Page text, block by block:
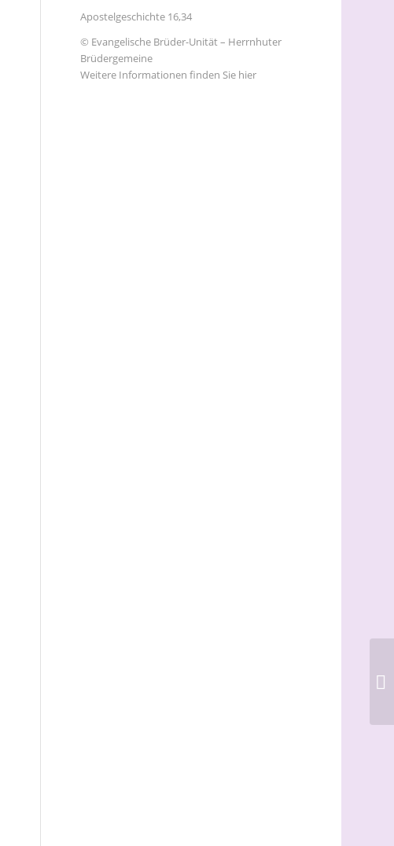
Apostelgeschichte 16,34
© Evangelische Brüder-Unität – Herrnhuter
Brüdergemeine
Weitere Informationen finden Sie hier